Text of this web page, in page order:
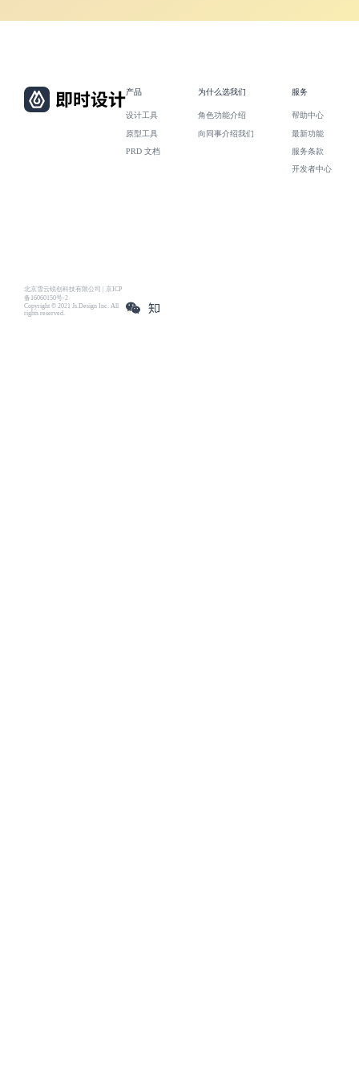
北京雪云锐创科技有限公司 | 京ICP
备16060150号-2
Copyright © 2021 Js.Design Inc. All
rights reserved.
产品
设计工具
原型工具
PRD 文档
为什么选我们
角色功能介绍
向同事介绍我们
服务
帮助中心
最新功能
服务条款
开发者中心